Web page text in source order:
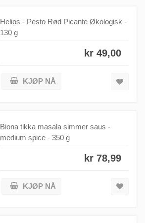
Helios - Pesto Rød Picante Økologisk -
130 g
kr 49,00
KJØP NÅ
Biona tikka masala simmer saus -
medium spice - 350 g
kr 78,99
KJØP NÅ